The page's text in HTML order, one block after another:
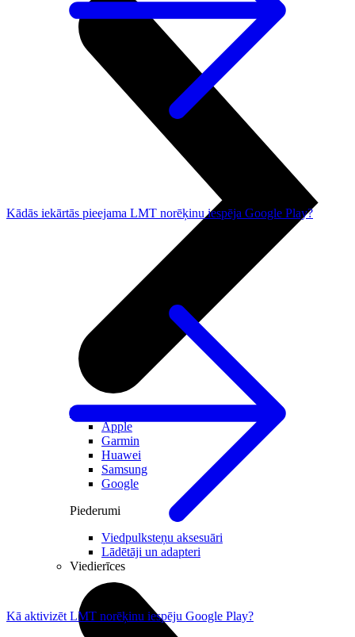
Visi viedpulksteņi
Apple
Garmin
Huawei
Samsung
Google
Piederumi
Viedpulksteņu aksesuāri
Lādētāji un adapteri
Viedierīces
Kādās iekārtās pieejama LMT norēķinu iespēja Google Play?
Kā aktivizēt LMT norēķinu iespēju Google Play?